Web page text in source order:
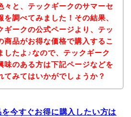
々と、テックギークのサマーセ
を調べてみました！その結果、
ギークの公式ページより、テッ
商品がお得な価格で購入するこ
したよ♪なので、テックギーク
味のある方は下記ページなどを
てみてはいかがでしょうか？
今すぐお得に購入したい方は